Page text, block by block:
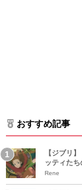
おすすめ記事
【ジブリ
ッティた
Rene